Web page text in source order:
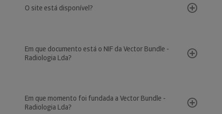
O site está disponível?
Em que documento está o NIF da Vector Bundle -
Radiologia Lda?
Em que momento foi fundada a Vector Bundle -
Radiologia Lda?